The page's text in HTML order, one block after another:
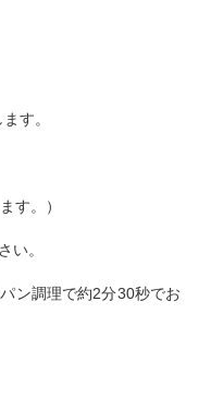
す。
す。）
い。
ン調理で約2分30秒でお